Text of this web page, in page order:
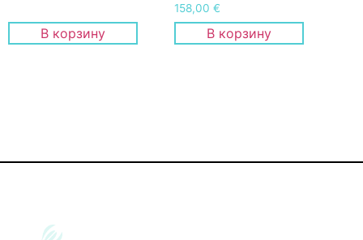
В корзину
158,00€
В корзину